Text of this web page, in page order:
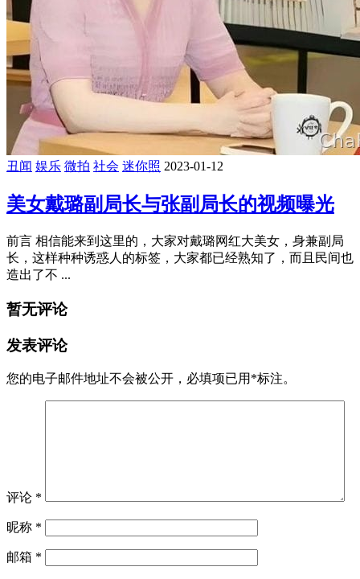
丑闻 娱乐 微拍 社会 迷你照 2023-01-12
美女戴璐副局长与张副局长的视频曝光
前言 相信能来到这里的，大家对戴璐网红大美女，身兼副局
长，这样种种诱惑人的标签，大家都已经熟知了，而且民间也
造出了不 ...
暂无评论
发表评论
您的电子邮件地址不会被公开， 必填项已用 *标注。
评论 *
昵称 *
邮箱 *